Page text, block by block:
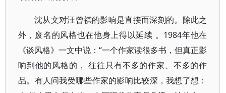
沈从文对汪曾祺的影响是直接而深刻的。除此之
外，废名的风格也在他身上得以延续 。1984年他在
《谈风格》一文中说：“一个作家读很多书，但真正影
响到他的风格的， 往往只有不多的作家、不多的作
品。有人问我受哪些作家的影响比较深，我想了想：